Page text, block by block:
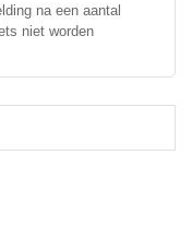
na een aantal
niet worden